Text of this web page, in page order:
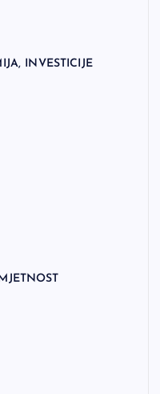
INVESTICIJE